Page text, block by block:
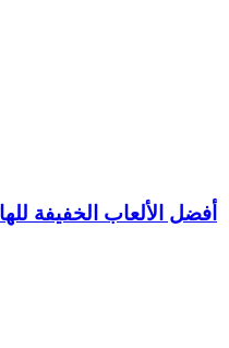
أفضل الألعاب الخفيفة